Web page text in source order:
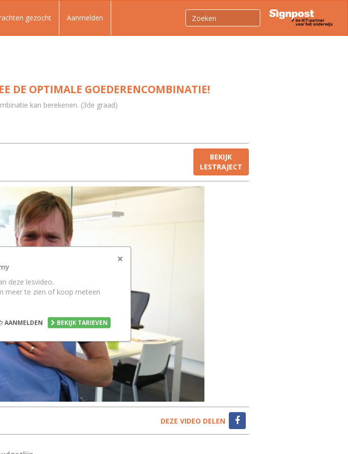
gezocht Aanmelden
DE OPTIMALE GOEDERENCOMBINATIE!
kan berekenen. (3de graad)
BEKIJK
LESTRAJECT
×
deze lesvideo.
meer te zien of koop meteen
AANMELDEN BEKIJK TARIEVEN
DEZE VIDEO DELEN